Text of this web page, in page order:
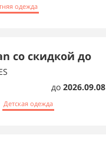
одежда
со скидкой до
до 2026.09.08
Детская одежда